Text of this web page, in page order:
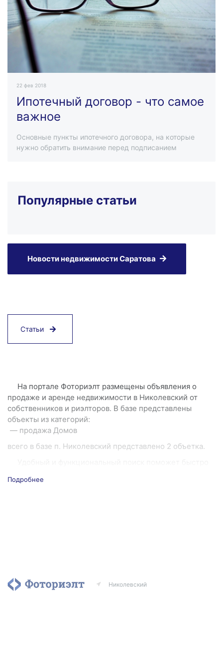
22 фев 2018
Ипотечный договор - что самое
важное
Основные пункты ипотечного договора, на которые
нужно обратить внимание перед подписанием
Популярные статьи
Новости недвижимости Саратова
Статьи
На портале Фоториэлт размещены объявления о
продаже и аренде недвижимости в Николевский от
собственников и риэлторов. В базе представлены
объекты из категорий:
продажа Домов
всего в базе п. Николевский представлено 2 объетка.
новых объявлений позволит отследить появление
Подробнее
Николевский